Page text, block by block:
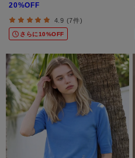
20%OFF
4.9 (7件)
さらに10%OFF